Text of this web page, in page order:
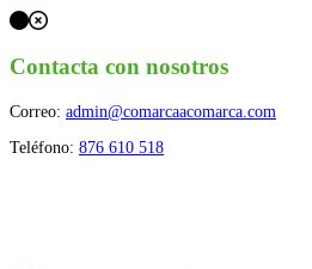
Contacta con nosotros
Correo: admin@comarcaacomarca.com
Teléfono: 876 610 518